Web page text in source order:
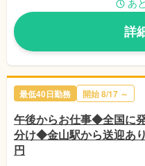
詳
最低40日勤務 開始8/17 ～
午後からお仕事◆全国に
分け◆金山駅から送迎あ
円